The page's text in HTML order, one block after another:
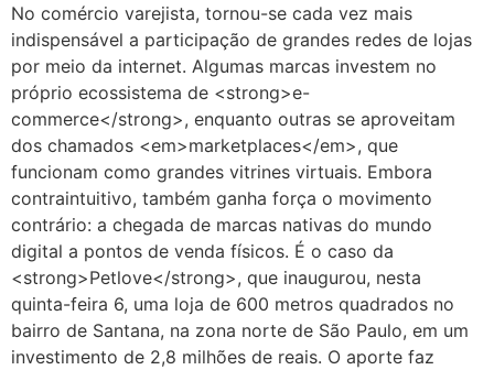
No comércio varejista, tornou-se cada vez mais
indispensável a participação de grandes redes de lojas
por meio da internet. Algumas marcas investem no
próprio ecossistema de <strong>e-
commerce</strong>, enquanto outras se aproveitam
dos chamados <em>marketplaces</em>, que
funcionam como grandes vitrines virtuais. Embora
contraintuitivo, também ganha força o movimento
contrário: a chegada de marcas nativas do mundo
digital a pontos de venda físicos. É o caso da
<strong>Petlove</strong>, que inaugurou, nesta
quinta-feira 6, uma loja de 600 metros quadrados no
bairro de Santana, na zona norte de São Paulo, em um
investimento de 2,8 milhões de reais. O aporte faz